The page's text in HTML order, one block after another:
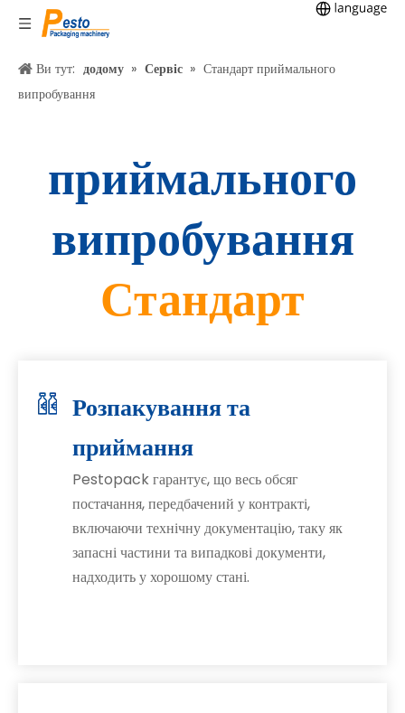
Ви тут: додому » Сервіс » Стандарт приймального
випробування
приймального
випробування
Стандарт
Розпакування та
приймання
Pestopack гарантує, що весь обсяг
постачання, передбачений у контракті,
включаючи технічну документацію, таку як
запасні частини та випадкові документи,
надходить у хорошому стані.